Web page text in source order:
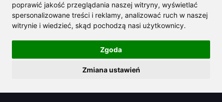
poprawić jakość przeglądania naszej witryny, wyświetlać
spersonalizowane treści i reklamy, analizować ruch w naszej
witrynie i wiedzieć, skąd pochodzą nasi użytkownicy.
Zgoda
Zmiana ustawień